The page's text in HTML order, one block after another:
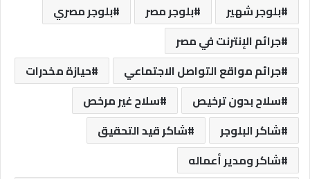
بلوجر شهير
بلوجر مصر
بلوجر مصري
جرائم الإنترنت في مصر
جرائم مواقع التواصل الاجتماعي
حيازة مخدرات
سلاح بدون ترخيص
سلاح غير مرخص
شاكر البلوجر
شاكر قيد التحقيق
شاكر ومدير أعماله